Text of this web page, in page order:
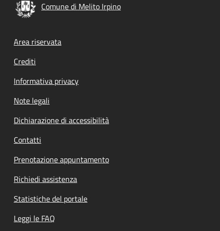
Comune di Melito Irpino
Footer menu
Area riservata
Crediti
Informativa privacy
Note legali
Dichiarazione di accessibilità
Contatti
Prenotazione appuntamento
Richiedi assistenza
Statistiche del portale
Leggi le FAQ